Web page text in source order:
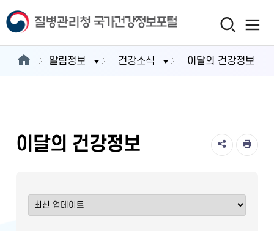
알림정보 건강소식 이달의 건강정보
이달의 건강정보